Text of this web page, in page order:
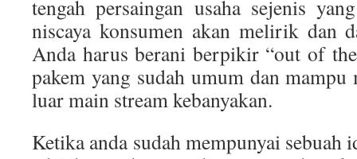
tengah persaingan usaha sejenis
niscaya konsumen akan melirik dan
Anda harus berani berpikir “out of
pakem yang sudah umum dan
luar main stream kebanyakan.
Ketika anda sudah mempunyai sebuah